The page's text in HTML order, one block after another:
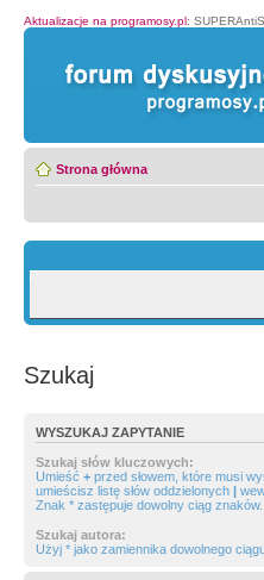
Aktualizacje na programosy.pl:
Strona główna
Szukaj
WYSZUKAJ ZAPYTANIE
Szukaj słów kluczowych:
Umieść + przed słowem, które musi
umieścisz listę słów oddzielonych |
Znak * zastępuje dowolny ciąg znaków.
Szukaj autora:
Użyj * jako zamiennika dowolnego